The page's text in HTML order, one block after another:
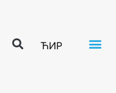
ЋИР